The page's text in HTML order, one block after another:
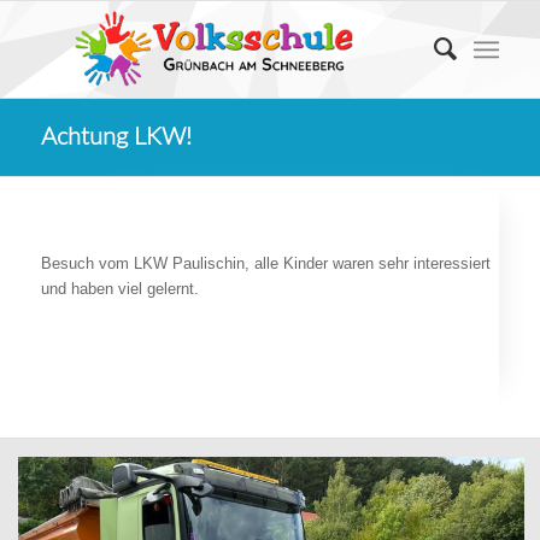
Achtung LKW!
Besuch vom LKW Paulischin, alle Kinder waren sehr interessiert
und haben viel gelernt.